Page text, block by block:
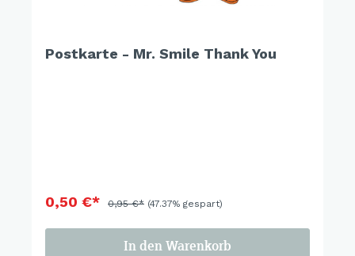
Postkarte - Mr. Smile Thank You
0,50 €* 0,95 €* (47.37% gespart)
In den Warenkorb